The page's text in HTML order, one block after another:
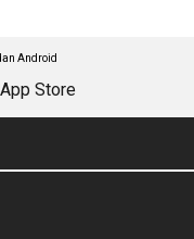
Android